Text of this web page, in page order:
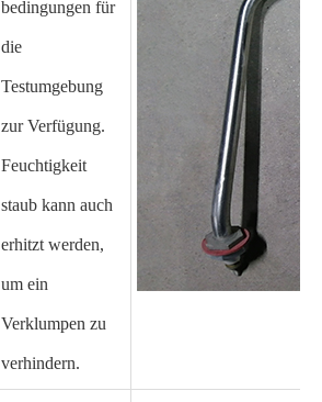
bedingungen für
die
Testumgebung
zur Verfügung.
Feuchtigkeit
staub kann auch
erhitzt werden,
um ein
Verklumpen zu
verhindern.